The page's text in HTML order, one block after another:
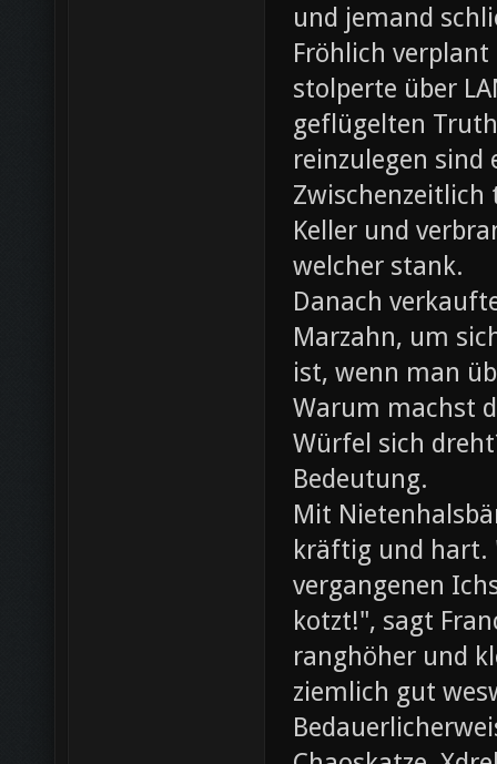
und jemand
Fröhlich
stolperte über
geflügelten
reinzulegen sind
Zwischenzeitlich
Keller und
welcher stank.
Danach
Marzahn, um
ist, wenn man
Warum machst
Würfel sich
Bedeutung.
Mit
kräftig und hart.
vergangenen
kotzt!", sagt
ranghöher und
ziemlich gut